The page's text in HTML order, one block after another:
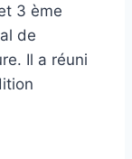
3 ème
de
Il a réuni